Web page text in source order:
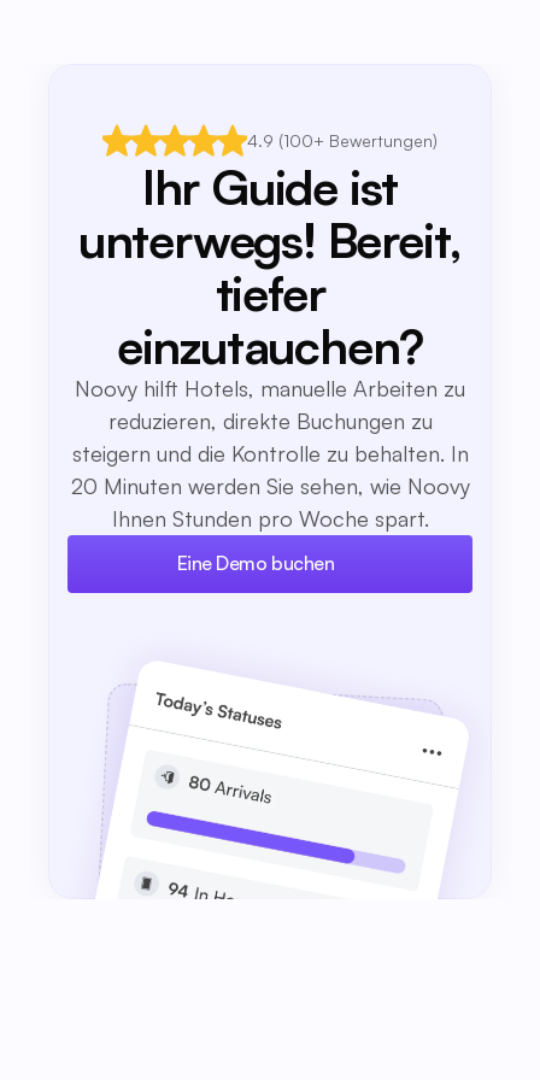
4.9 (100+ Bewertungen)
Ihr Guide ist
unterwegs! Bereit,
tiefer
einzutauchen?
Noovy hilft Hotels, manuelle Arbeiten zu
reduzieren, direkte Buchungen zu
steigern und die Kontrolle zu behalten. In
20 Minuten werden Sie sehen, wie Noovy
Ihnen Stunden pro Woche spart.
Eine Demo buchen